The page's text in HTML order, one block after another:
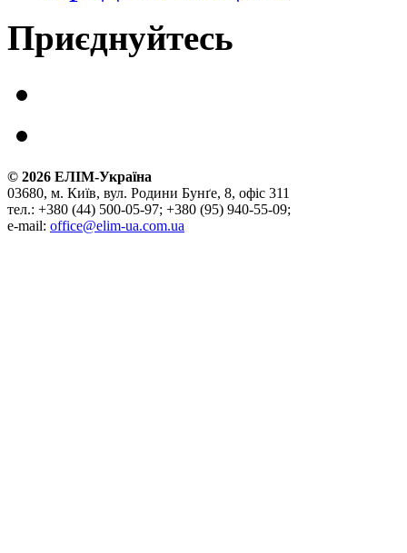
Приєднуйтесь
© 2026 ЕЛІМ-Україна
03680, м. Київ, вул. Родини Бунґе, 8, офіс 311
тел.: +380 (44) 500-05-97; +380 (95) 940-55-09;
e-mail: office@elim-ua.com.ua